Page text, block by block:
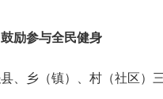
鼓励参与全民健身
县、乡（镇）、村 （社区）